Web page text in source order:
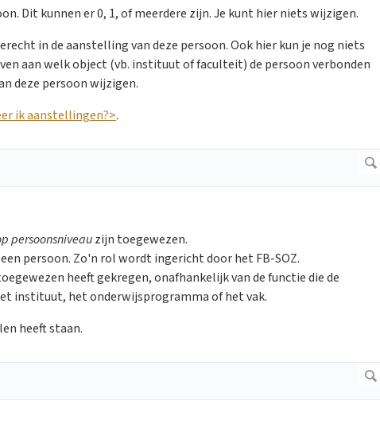
Dit kunnen er 0, 1, of meerdere zijn. Je kunt hier niets wijzigen.
in de aanstelling van deze persoon. Ook hier kun je nog niets
aan welk object (vb. instituut of faculteit) de persoon verbonden
deze persoon wijzigen.
ik aanstellingen?>.
persoonsniveauzijn toegewezen.
persoon. Zo'n rol wordt ingericht door het FB-SOZ.
heeft gekregen, onafhankelijk van de functie die de
instituut, het onderwijsprogramma of het vak.
heeft staan.